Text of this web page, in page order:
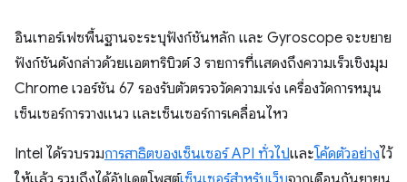
อินเทอร์เฟซพื้นฐานจะระบุฟังก์ชันหลัก และ Gyroscope จะขยาย
ฟังก์ชันดังกล่าวด้วยแอตทริบิวต์ 3 รายการที่แสดงถึงความเร็วเชิงมุม
Chrome เวอร์ชัน 67 รองรับตัวตรวจวัดความเร่ง เครื่องวัดการหมุน
เซ็นเซอร์การวางแนว และเซ็นเซอร์การเคลื่อนไหว
Intel ได้รวบรวมการสาธิตของเซ็นเซอร์ API ทั่วไปและโค้ดตัวอย่างไว้